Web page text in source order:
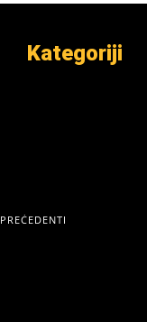
Kategoriji